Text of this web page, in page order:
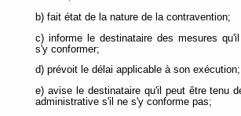
b) fait état de la nature de la contravention;
c) informe le destinataire des mesures
s'y conformer;
d) prévoit le délai applicable à son exécution;
e) avise le destinataire qu'il peut être tenu
administrative s'il ne s'y conforme pas;